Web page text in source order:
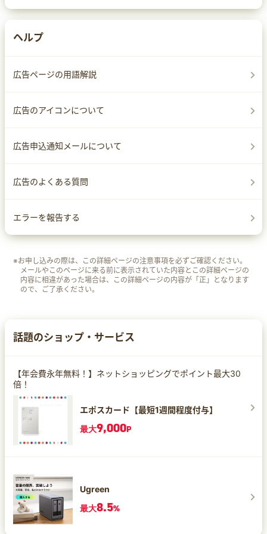
ヘルプ
広告ページの用語解説
広告のアイコンについて
広告申込通知メールについて
広告のよくある質問
エラーを報告する
※お申し込みの際は、この詳細ページの注意事項を必ずご確認ください。
メールやこのページに来る前に表示されていた内容とこの詳細ページの
内容に相違があった場合は、この詳細ページの内容が「正」となります
ので、ご了承ください。
話題のショップ・サービス
【年会費永年無料！】ネットショッピングでポイント最大30
倍！
エポスカード【最短1週間程度付与】
最大9,000P
Ugreen
最大8.5%